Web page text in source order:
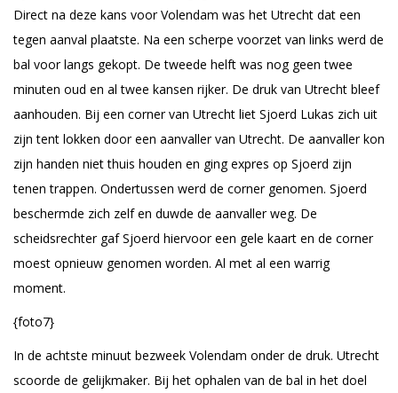
Direct na deze kans voor Volendam was het Utrecht dat een
tegen aanval plaatste. Na een scherpe voorzet van links werd de
bal voor langs gekopt. De tweede helft was nog geen twee
minuten oud en al twee kansen rijker. De druk van Utrecht bleef
aanhouden. Bij een corner van Utrecht liet Sjoerd Lukas zich uit
zijn tent lokken door een aanvaller van Utrecht. De aanvaller kon
zijn handen niet thuis houden en ging expres op Sjoerd zijn
tenen trappen. Ondertussen werd de corner genomen. Sjoerd
beschermde zich zelf en duwde de aanvaller weg. De
scheidsrechter gaf Sjoerd hiervoor een gele kaart en de corner
moest opnieuw genomen worden. Al met al een warrig
moment.
{foto7}
In de achtste minuut bezweek Volendam onder de druk. Utrecht
scoorde de gelijkmaker. Bij het ophalen van de bal in het doel